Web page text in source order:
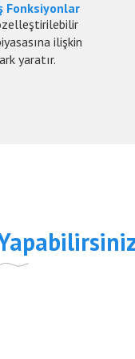
Fonksiyonlar
ilişkin
yaratır.